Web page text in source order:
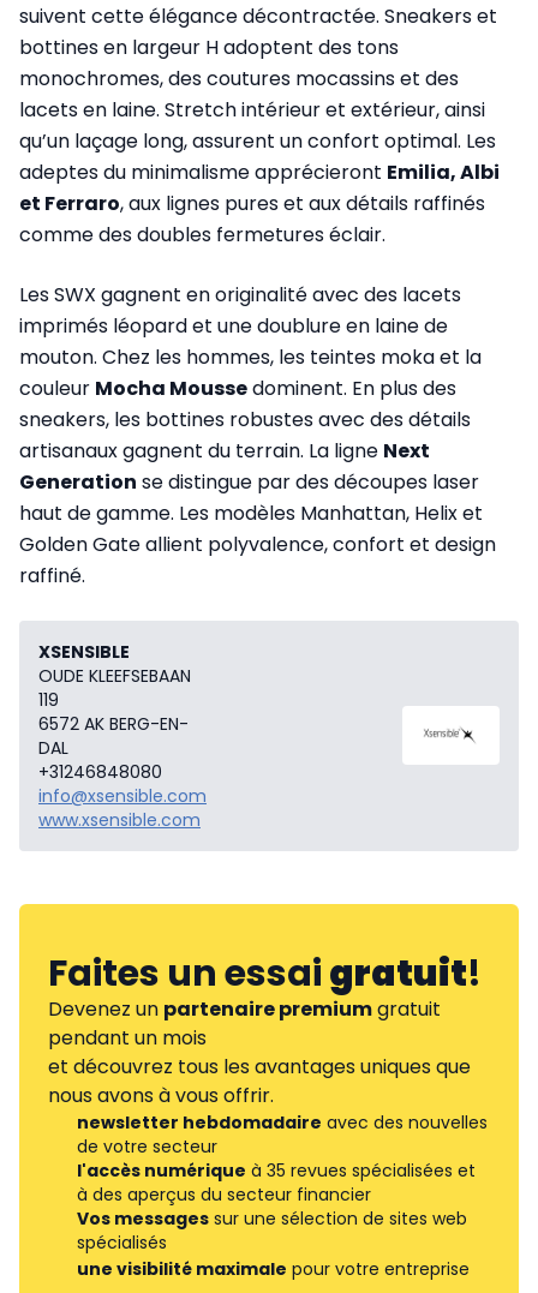
suivent cette élégance décontractée. Sneakers et
bottines en largeur H adoptent des tons
monochromes, des coutures mocassins et des
lacets en laine. Stretch intérieur et extérieur, ainsi
qu’un laçage long, assurent un confort optimal. Les
adeptes du minimalisme apprécieront Emilia, Albi
et Ferraro, aux lignes pures et aux détails raffinés
comme des doubles fermetures éclair.
Les SWX gagnent en originalité avec des lacets
imprimés léopard et une doublure en laine de
mouton. Chez les hommes, les teintes moka et la
couleur Mocha Moussedominent. En plus des
sneakers, les bottines robustes avec des détails
artisanaux gagnent du terrain. La ligne Next
Generation se distingue par des découpes laser
haut de gamme. Les modèles Manhattan, Helix et
Golden Gate allient polyvalence, confort et design
raffiné.
XSENSIBLE
OUDE KLEEFSEBAAN
119
6572 AK BERG-EN-
DAL
+31246848080
info@xsensible.com
www.xsensible.com
Faites un essaigratuit!
Devenez un partenaire premiumgratuit
pendant un mois
et découvrez tous les avantages uniques que
nous avons à vous offrir.
newsletter hebdomadaire avec des nouvelles
de votre secteur
l'accès numérique à 35 revues spécialisées et
à des aperçus du secteur financier
Vos messages sur une sélection de sites web
spécialisés
une visibilité maximale pour votre entreprise